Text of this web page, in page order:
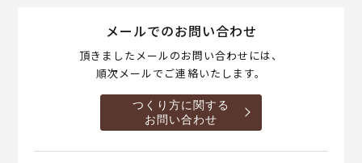
メールでのお問い合わせ
頂きましたメールのお問い合わせには、
順次メールでご連絡いたします。
つくり方に関する
お問い合わせ